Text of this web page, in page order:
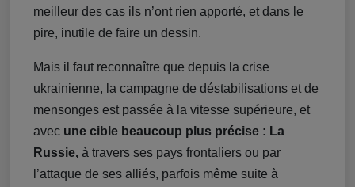
meilleur des cas ils n’ont rien apporté, et dans le
pire, inutile de faire un dessin.
Mais il faut reconnaître que depuis la crise
ukrainienne, la campagne de déstabilisations et de
mensonges est passée à la vitesse supérieure, et
avec une cible beaucoup plus précise : La
Russie, à travers ses pays frontaliers ou par
l’attaque de ses alliés, parfois même suite à